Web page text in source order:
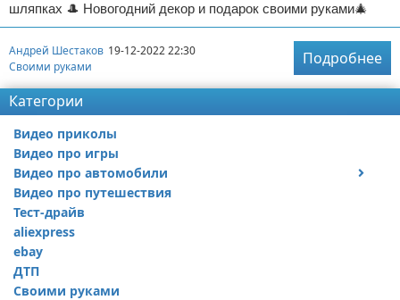
шляпках 🎩 Новогодний декор и подарок своими руками🎄
Андрей Шестаков 19-12-2022 22:30
Своими руками
Подробнее
Категории
Видео приколы
Видео про игры
Видео про автомобили
Ремонт автомобиля
Видео про путешествия
Тест-драйв
aliexpress
ebay
ДТП
Своими руками